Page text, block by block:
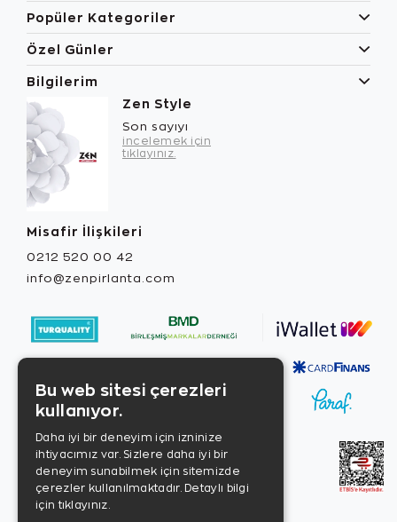
Popüler Kategoriler
Özel Günler
Bilgilerim
Zen Style
Son sayıyı
incelemek için
tıklayınız.
Misafir İlişkileri
0212 520 00 42
info@zenpirlanta.com
Bu web sitesi çerezleri
kullanıyor.
Daha iyi bir deneyim için izninize
ihtiyacımız var. Sizlere daha iyi bir
deneyim sunabilmek için sitemizde
çerezler kullanılmaktadır. Detaylı bilgi
için tıklayınız.